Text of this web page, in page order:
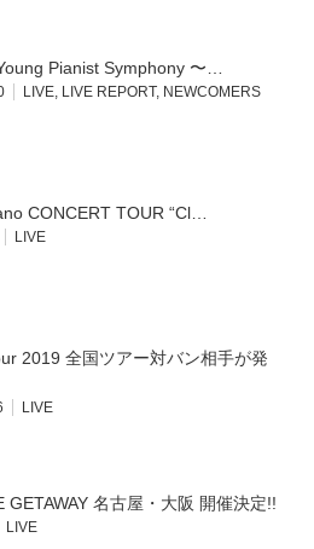
Pianist Symphony 〜…
LIVE, LIVE REPORT, NEWCOMERS
CONCERT TOUR “Cl…
LIVE
2019 全国ツアー対バン相手が発
LIVE
GETAWAY 名古屋・大阪 開催決定!!
LIVE